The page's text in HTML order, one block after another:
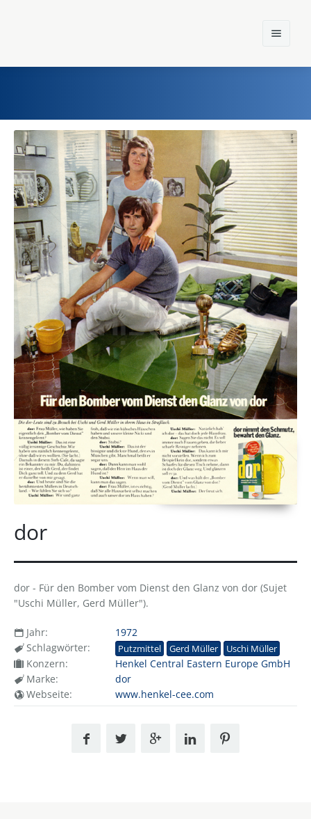
Home
Einst und Heute
Marken
Konzerne
Epoche
dor
dor - Für den Bomber vom Dienst den Glanz von dor (Sujet
"Uschi Müller, Gerd Müller").
Jahr:
1972
Schlagwörter:
Putzmittel Gerd Müller Uschi Müller
Konzern:
Henkel Central Eastern Europe GmbH
Marke:
dor
Webseite:
www.henkel-cee.com